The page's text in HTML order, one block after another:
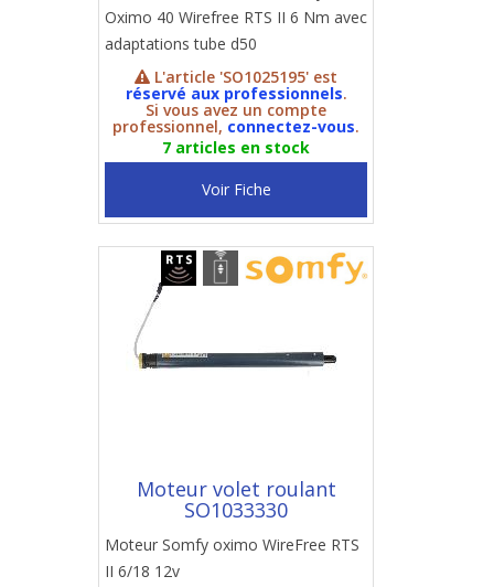
Oximo 40 Wirefree RTS II 6 Nm avec
adaptations tube d50
L'article 'SO1025195' est
réservé aux professionnels.
Si vous avez un compte
professionnel, connectez-vous.
7 articles en stock
Voir Fiche
Moteur volet roulant
SO1033330
Moteur Somfy oximo WireFree RTS
II 6/18 12v